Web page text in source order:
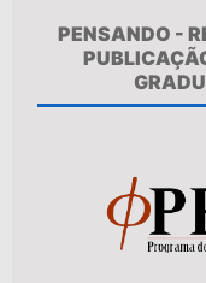
PENSANDO -